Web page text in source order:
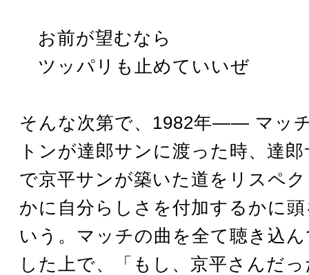
お前が望むなら
ツッパリも止めていいぜ
そんな次第で、1982年―― マッ
トンが達郎サンに渡った時、達
で京平サンが築いた道をリスペ
かに自分らしさを付加するかに
いう。マッチの曲を全て聴き込
した上で、「もし、京平さんだ